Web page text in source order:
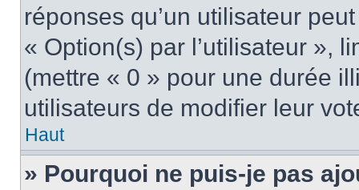
réponses qu’un utilisateur
« Option(s) par l’utilisateur »,
(mettre « 0 » pour une durée
utilisateurs de modifier leur
Haut
» Pourquoi ne puis-je pas